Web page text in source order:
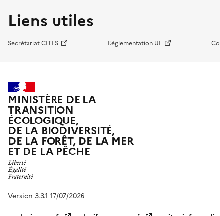
Liens utiles
Secrétariat CITES Réglementation UE
MINISTÈRE DE LA
TRANSITION
ÉCOLOGIQUE,
DE LA BIODIVERSITÉ,
DE LA FORÊT, DE LA MER
ET DE LA PÊCHE
Version 3.3.1 17/07/2026